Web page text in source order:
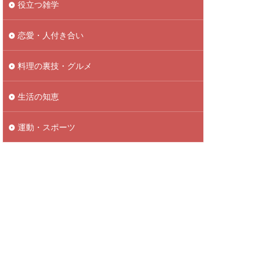
役立つ雑学
恋愛・人付き合い
料理の裏技・グルメ
生活の知恵
運動・スポーツ